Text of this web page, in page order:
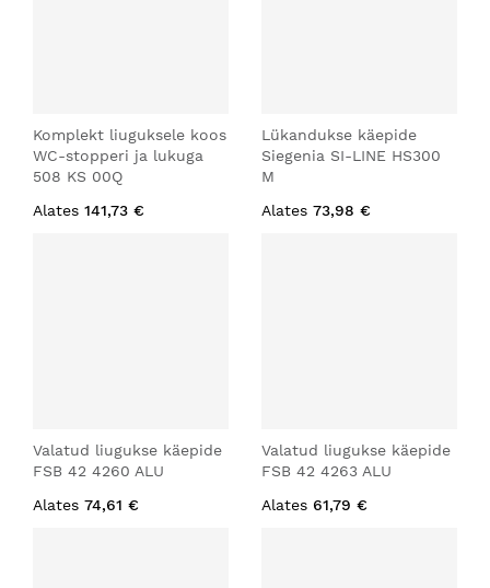
Komplekt liuguksele koos
WC-stopperi ja lukuga
508 KS 00Q
Alates 141,73 €
Lükandukse käepide
Siegenia SI-LINE HS300
M
Alates 73,98 €
Valatud liugukse käepide
FSB 42 4260 ALU
Alates 74,61 €
Valatud liugukse käepide
FSB 42 4263 ALU
Alates 61,79 €